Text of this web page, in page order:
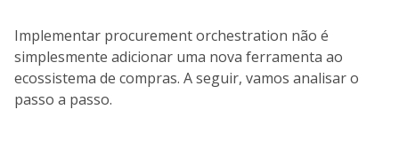
Implementar procurement orchestration não é
simplesmente adicionar uma nova ferramenta ao
ecossistema de compras. A seguir, vamos analisar o
passo a passo.